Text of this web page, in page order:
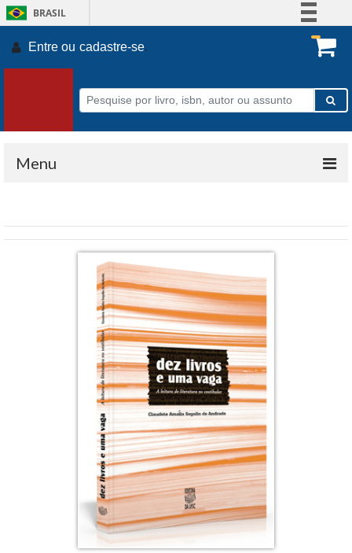
BRASIL
Participe
Acesso à informação
Legislação
Entre ou cadastre-se.
Menu